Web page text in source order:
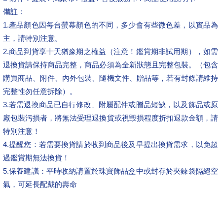
備註：
1.產品顏色因每台螢幕顏色的不同，多少會有些微色差，以實品為
主，請特別注意。
2.商品到貨享十天猶豫期之權益（注意！鑑賞期非試用期），如需
退換貨請保持商品完整，商品必須為全新狀態且完整包裝。（包含
購買商品、附件、內外包裝、隨機文件、贈品等，若有封條請維持
完整性勿任意拆除）。
3.若需退換商品已自行修改、附屬配件或贈品短缺，以及飾品或原
廠包裝污損者，將無法受理退換貨或視毀損程度折扣退款金額，請
特別注意！
4.提醒您：若需要換貨請於收到商品後及早提出換貨需求，以免超
過鑑賞期無法換貨！
5.保養建議：平時收納請置於珠寶飾品盒中或封存於夾鍊袋隔絕空
氣，可延長配戴的壽命